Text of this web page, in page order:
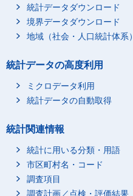
統計データダウンロード
境界データダウンロード
地域（社会・人口統計体系）
統計データの高度利用
ミクロデータ利用
統計データの自動取得
統計関連情報
統計に用いる分類・用語
市区町村名・コード
調査項目
調査計画／点検・評価結果